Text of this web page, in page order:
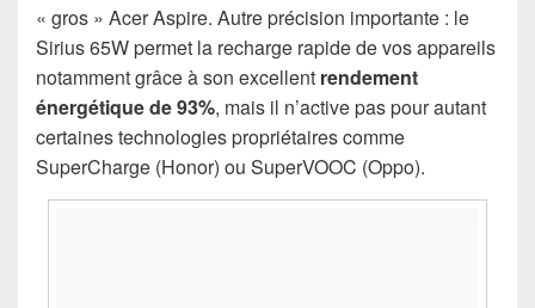
« gros » Acer Aspire. Autre précision importante : le
Sirius 65W permet la recharge rapide de vos appareils
notamment grâce à son excellent rendement
énergétique de 93%, mais il n’active pas pour autant
certaines technologies propriétaires comme
SuperCharge (Honor) ou SuperVOOC (Oppo).